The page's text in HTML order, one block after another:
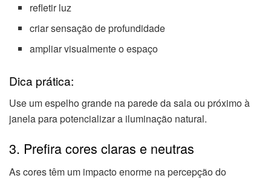
refletir luz
criar sensação de profundidade
ampliar visualmente o espaço
Dica prática:
Use um espelho grande na parede da sala ou próximo à
janela para potencializar a iluminação natural.
3. Prefira cores claras e neutras
As cores têm um impacto enorme na percepção do